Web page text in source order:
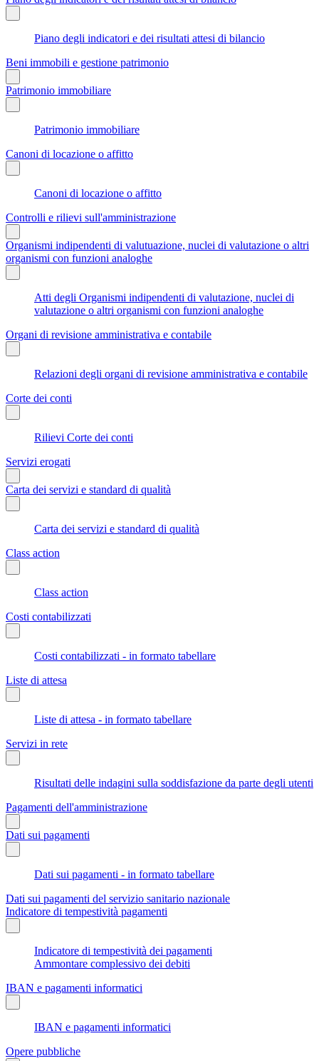
Piano degli indicatori e dei risultati attesi di bilancio
Beni immobili e gestione patrimonio
Patrimonio immobiliare
Patrimonio immobiliare
Canoni di locazione o affitto
Canoni di locazione o affitto
Controlli e rilievi sull'amministrazione
Organismi indipendenti di valutuazione, nuclei di valutazione o altri
organismi con funzioni analoghe
Atti degli Organismi indipendenti di valutazione, nuclei di
valutazione o altri organismi con funzioni analoghe
Organi di revisione amministrativa e contabile
Relazioni degli organi di revisione amministrativa e contabile
Corte dei conti
Rilievi Corte dei conti
Servizi erogati
Carta dei servizi e standard di qualità
Carta dei servizi e standard di qualità
Class action
Class action
Costi contabilizzati
Costi contabilizzati - in formato tabellare
Liste di attesa
Liste di attesa - in formato tabellare
Servizi in rete
Risultati delle indagini sulla soddisfazione da parte degli utenti
Pagamenti dell'amministrazione
Dati sui pagamenti
Dati sui pagamenti - in formato tabellare
Dati sui pagamenti del servizio sanitario nazionale
Indicatore di tempestività pagamenti
Indicatore di tempestività dei pagamenti
Ammontare complessivo dei debiti
IBAN e pagamenti informatici
IBAN e pagamenti informatici
Opere pubbliche